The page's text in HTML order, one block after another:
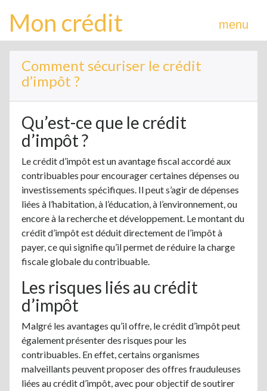
Mon crédit menu
Comment sécuriser le crédit
d’impôt ?
Qu’est-ce que le crédit
d’impôt ?
Le crédit d’impôt est un avantage fiscal accordé aux
contribuables pour encourager certaines dépenses ou
investissements spécifiques. Il peut s’agir de dépenses
liées à l’habitation, à l’éducation, à l’environnement, ou
encore à la recherche et développement. Le montant du
crédit d’impôt est déduit directement de l’impôt à
payer, ce qui signifie qu’il permet de réduire la charge
fiscale globale du contribuable.
Les risques liés au crédit
d’impôt
Malgré les avantages qu’il offre, le crédit d’impôt peut
également présenter des risques pour les
contribuables. En effet, certains organismes
malveillants peuvent proposer des offres frauduleuses
liées au crédit d’impôt, avec pour objectif de soutirer